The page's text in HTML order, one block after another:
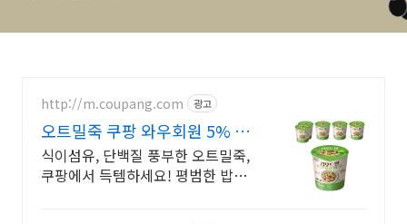
http://m.coupang.com 광고
오트밀죽 쿠팡 와우회원 5% 캐
시적립
식이섬유, 단백질 풍부한 오트밀죽,
쿠팡에서 득템하세요! 평범한 밥상